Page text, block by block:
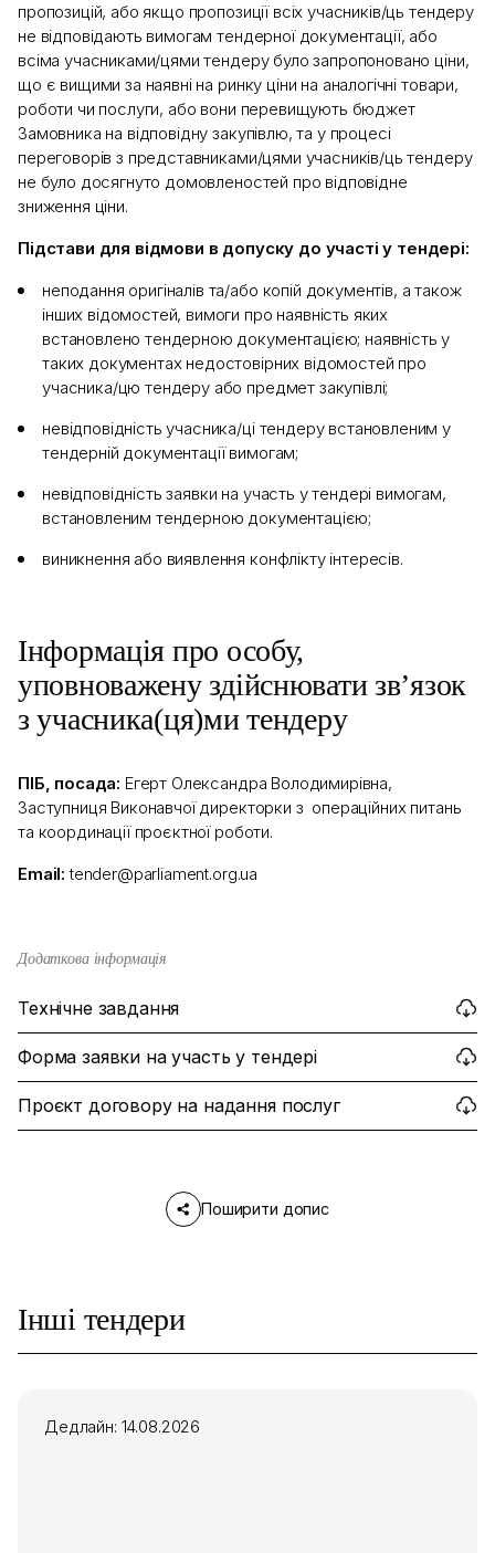
пропозицій, або якщо пропозиції всіх учасників/ць тендеру
не відповідають вимогам тендерної документації, або
всіма учасниками/цями тендеру було запропоновано ціни,
що є вищими за наявні на ринку ціни на аналогічні товари,
роботи чи послуги, або вони перевищують бюджет
Замовника на відповідну закупівлю, та у процесі
переговорів з представниками/цями учасників/ць тендеру
не було досягнуто домовленостей про відповідне
зниження ціни.
Підстави для відмови в допуску до участі у тендері:
неподання оригіналів та/або копій документів, а також
інших відомостей, вимоги про наявність яких
встановлено тендерною документацією; наявність у
таких документах недостовірних відомостей про
учасника/цю тендеру або предмет закупівлі;
невідповідність учасника/ці тендеру встановленим у
тендерній документації вимогам;
невідповідність заявки на участь у тендері вимогам,
встановленим тендерною документацією;
виникнення або виявлення конфлікту інтересів.
Інформація про особу,
уповноважену здійснювати зв’язок
з учасника(ця)ми тендеру
ПІБ, посада: Егерт Олександра Володимирівна,
Заступниця Виконавчої директорки з операційних питань
та координації проєктної роботи.
Email: tender@parliament.org.ua
Додаткова інформація
Технічне завдання
Форма заявки на участь у тендері
Проєкт договору на надання послуг
Поширити допис
Інші тендери
Дедлайн: 14.08.2026